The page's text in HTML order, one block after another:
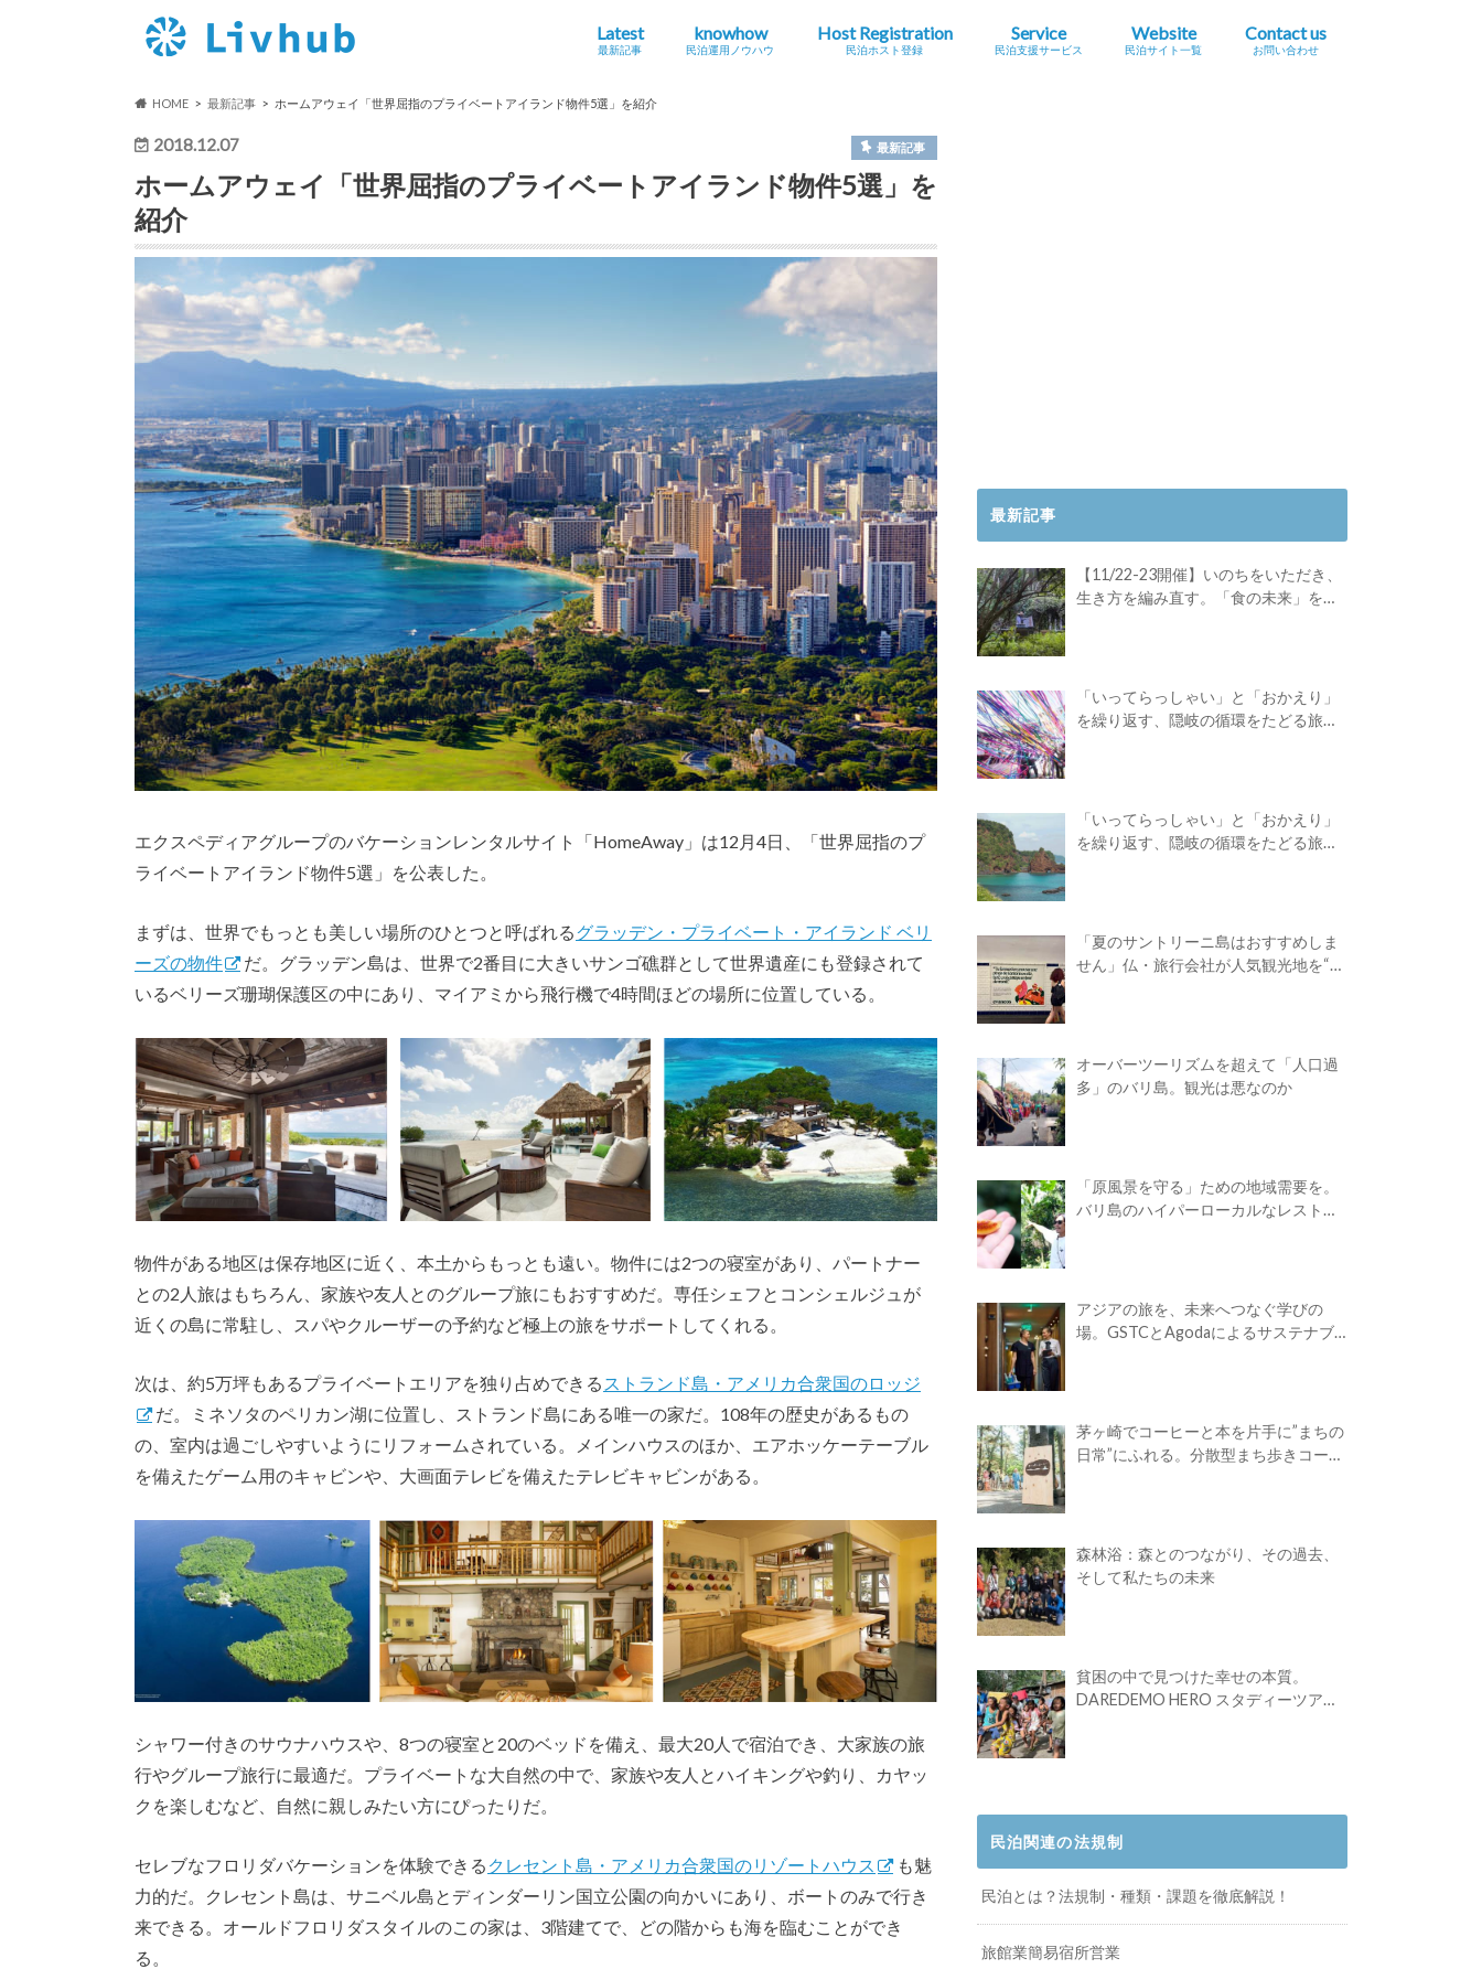
Latest
最新記事
knowhow
民泊運用ノウハウ
Host Registration
民泊ホスト登録
Service
民泊支援サービス
Website
民泊サイト一覧
Contact us
お問い合わせ
HOME 最新記事 ホームアウェイ「世界屈指のプライベートアイランド物件5選」を紹介
2018.12.07 最新記事
ホームアウェイ「世界屈指のプライベートアイランド物件5選」を
紹介
エクスペディアグループのバケーションレンタルサイト「HomeAway」は12月4日、「世界屈指のプ
ライベートアイランド物件5選」を公表した。
まずは、世界でもっとも美しい場所のひとつと呼ばれるグラッデン・プライベート・アイランド ベリ
ーズの物件
だ。グラッデン島は、世界で2番目に大きいサンゴ礁群として世界遺産にも登録されて
いるベリーズ珊瑚保護区の中にあり、マイアミから飛行機で4時間ほどの場所に位置している。
物件がある地区は保存地区に近く、本土からもっとも遠い。物件には2つの寝室があり、パートナー
との2人旅はもちろん、家族や友人とのグループ旅にもおすすめだ。専任シェフとコンシェルジュが
近くの島に常駐し、スパやクルーザーの予約など極上の旅をサポートしてくれる。
次は、約5万坪もあるプライベートエリアを独り占めできる ストランド島・アメリカ合衆国のロッジ
だ。ミネソタのペリカン湖に位置し、ストランド島にある唯一の家だ。108年の歴史があるもの
の、室内は過ごしやすいようにリフォームされている。メインハウスのほか、エアホッケーテーブル
を備えたゲーム用のキャビンや、大画面テレビを備えたテレビキャビンがある。
シャワー付きのサウナハウスや、8つの寝室と20のベッドを備え、最大20人で宿泊でき、大家族の旅
行やグループ旅行に最適だ。プライベートな大自然の中で、家族や友人とハイキングや釣り、カヤッ
クを楽しむなど、自然に親しみたい方にぴったりだ。
セレブなフロリダバケーションを体験できる クレセント島・アメリカ合衆国のリゾートハウス
も魅
力的だ。クレセント島は、サニベル島とディンダーリン国立公園の向かいにあり、ボートのみで行き
来できる。オールドフロリダスタイルのこの家は、3階建てで、どの階からも海を臨むことができ
る。
最新記事
【11/22-23開催】いのちをいただき、
生き方を編み直す。「食の未来」を対
「いってらっしゃい」と「おかえり」
を繰り返す、隠岐の循環をたどる旅
「いってらっしゃい」と「おかえり」
を繰り返す、隠岐の循環をたどる旅
「夏のサントリーニ島はおすすめしま
せん」仏・旅行会社が人気観光地を“デ
オーバーツーリズムを超えて「人口過
多」のバリ島。観光は悪なのか
「原風景を守る」ための地域需要を。
バリ島のハイパーローカルなレストラ
アジアの旅を、未来へつなぐ学びの
場。GSTCとAgodaによるサステナブ
茅ヶ崎でコーヒーと本を片手に”まちの
日常”にふれる。分散型まち歩きコーヒ
森林浴：森とのつながり、その過去、
そして私たちの未来
貧困の中で見つけた幸せの本質。
DAREDEMO HERO スタディーツアー
民泊関連の法規制
民泊とは？法規制・種類・課題を徹底解説！
旅館業簡易宿所営業